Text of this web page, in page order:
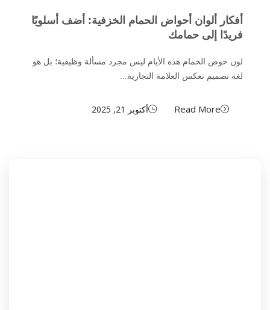
أفكار ألوان أحواض الحمام الخزفية: أضف أسلوبًا
فريدًا إلى حمامك
لون حوض الحمام هذه الأيام ليس مجرد مسألة وظيفية؛ بل هو
لغة تصميم تعكس العلامة التجارية...
Read More أكتوبر 21, 2025